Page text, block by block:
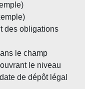
des obligations
le champ
le niveau
de dépôt légal